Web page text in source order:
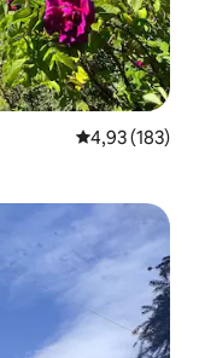
4,93 de uma
4,93 (183)